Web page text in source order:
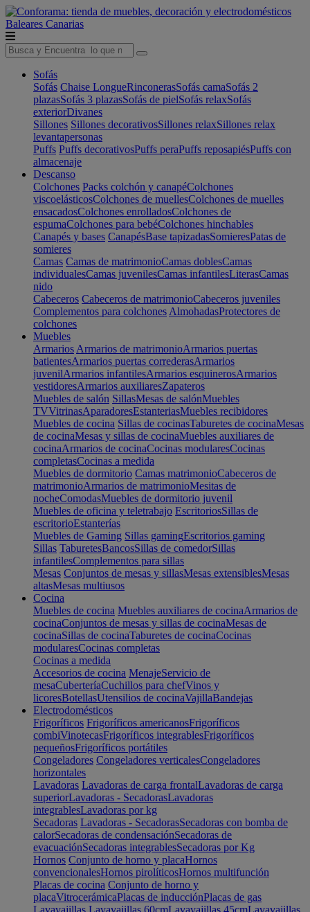
Baleares Canarias
Sofás
Sofás Chaise LongueRinconerasSofás camaSofás 2
plazasSofás 3 plazasSofás de pielSofás relaxSofás
exteriorDivanes
Sillones Sillones decorativosSillones relaxSillones relax
levantapersonas
Puffs Puffs decorativosPuffs peraPuffs reposapiésPuffs con
almacenaje
Descanso
Colchones Packs colchón y canapéColchones
viscoelásticosColchones de muellesColchones de muelles
ensacadosColchones enrolladosColchones de
espumaColchones para bebéColchones hinchables
Canapés y bases CanapésBase tapizadasSomieresPatas de
somieres
Camas Camas de matrimonioCamas doblesCamas
individualesCamas juvenilesCamas infantilesLiterasCamas
nido
Cabeceros Cabeceros de matrimonioCabeceros juveniles
Complementos para colchones AlmohadasProtectores de
colchones
Muebles
Armarios Armarios de matrimonioArmarios puertas
batientesArmarios puertas correderasArmarios
juvenilArmarios infantilesArmarios esquinerosArmarios
vestidoresArmarios auxiliaresZapateros
Muebles de salón SillasMesas de salónMuebles
TVVitrinasAparadoresEstanteriasMuebles recibidores
Muebles de cocina Sillas de cocinasTaburetes de cocinaMesas
de cocinaMesas y sillas de cocinaMuebles auxiliares de
cocinaArmarios de cocinaCocinas modularesCocinas
completasCocinas a medida
Muebles de dormitorio Camas matrimonioCabeceros de
matrimonioArmarios de matrimonioMesitas de
nocheComodasMuebles de dormitorio juvenil
Muebles de oficina y teletrabajo EscritoriosSillas de
escritorioEstanterías
Muebles de Gaming Sillas gamingEscritorios gaming
Sillas TaburetesBancosSillas de comedorSillas
infantilesComplementos para sillas
Mesas Conjuntos de mesas y sillasMesas extensiblesMesas
altasMesas multiusos
Cocina
Muebles de cocina Muebles auxiliares de cocinaArmarios de
cocinaConjuntos de mesas y sillas de cocinaMesas de
cocinaSillas de cocinaTaburetes de cocinaCocinas
modularesCocinas completas
Cocinas a medida
Accesorios de cocina MenajeServicio de
mesaCuberteríaCuchillos para chefVinos y
licoresBotellasUtensilios de cocinaVajillaBandejas
Electrodomésticos
Frigoríficos Frigoríficos americanosFrigoríficos
combiVinotecasFrigoríficos integrablesFrigoríficos
pequeñosFrigoríficos portátiles
Congeladores Congeladores verticalesCongeladores
horizontales
Lavadoras Lavadoras de carga frontalLavadoras de carga
superiorLavadoras - SecadorasLavadoras
integrablesLavadoras por kg
Secadoras Lavadoras - SecadorasSecadoras con bomba de
calorSecadoras de condensaciónSecadoras de
evacuaciónSecadoras integrablesSecadoras por Kg
Hornos Conjunto de horno y placaHornos
convencionalesHornos pirolíticosHornos multifunción
Placas de cocina Conjunto de horno y
placaVitrocerámicaPlacas de inducciónPlacas de gas
Lavavajillas Lavavajillas 60cmLavavajillas 45cmLavavajillas